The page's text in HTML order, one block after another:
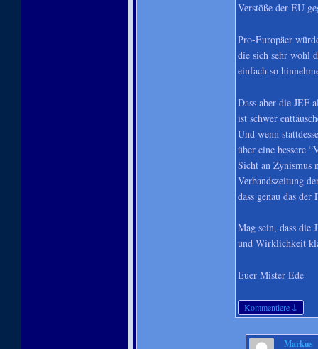
Verstöße der EU
Pro-Europäer
die sich sehr wohl
einfach so
Dass aber die JEF
ist schwer
Und wenn
über eine bessere
Sicht an Zynismus
Verbandszeitung
dass genau das
Mag sein, dass die
und Wirklichkeit
Euer Mister Ede
Kommentiere ↓
Markus